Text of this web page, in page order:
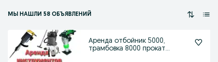
МЫ НАШЛИ 58 ОБЪЯВЛЕНИЙ
Аренда отбойник 5000,
трамбовка 8000 прокат